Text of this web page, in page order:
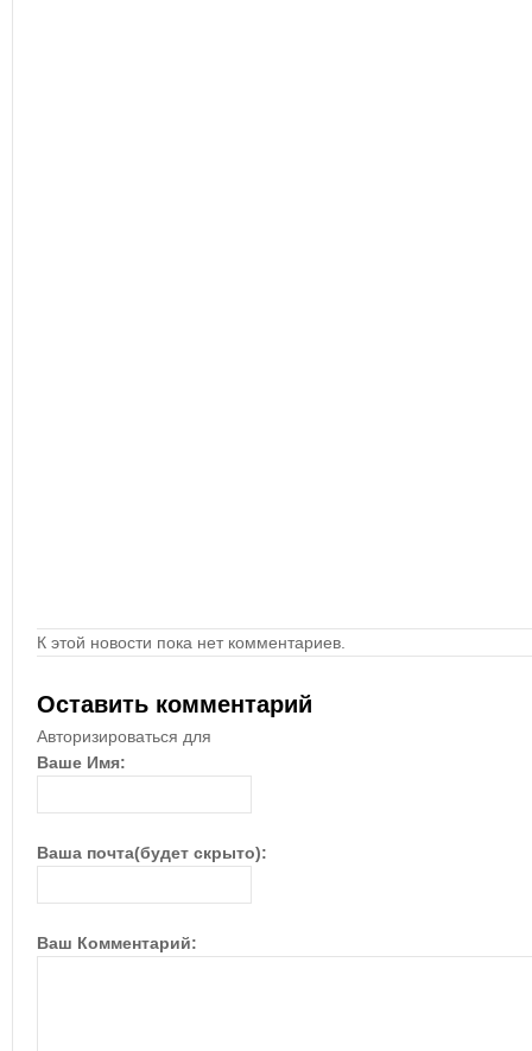
К этой новости пока нет комментариев.
Оставить комментарий
Авторизироваться для
Ваше Имя:
Ваша почта(будет скрыто):
Ваш Комментарий: